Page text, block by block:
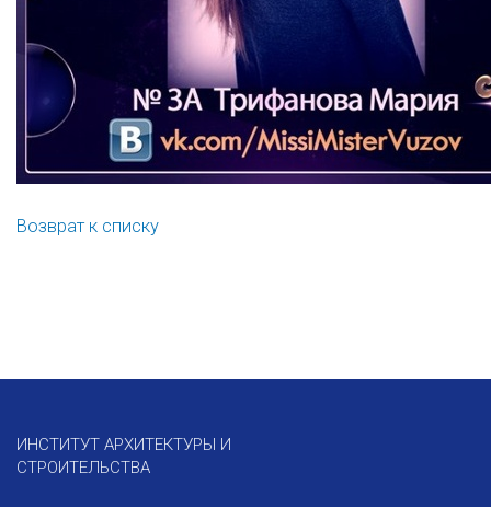
Возврат к списку
ИНСТИТУТ АРХИТЕКТУРЫ И
СТРОИТЕЛЬСТВА